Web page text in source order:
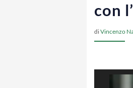
con
diVincenzo